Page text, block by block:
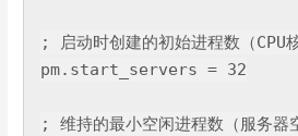
; 启动时创建的初始进程数（
pm.start_servers = 32
; 维持的最小空闲进程数（服务器